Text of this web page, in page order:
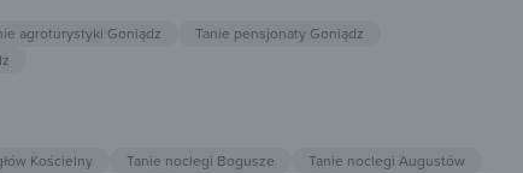
agroturystyki Goniądz
Tanie pensjonaty Goniądz
Kościelny Tanie noclegi Bogusze
Tanie noclegi Augustów